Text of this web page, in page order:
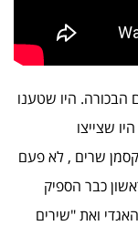
הבכורה. היו שטענו
שצייצו
שרים , לא פעם
כבר הספיק
ואת "שירים